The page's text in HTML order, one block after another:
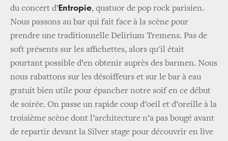
du concert d’Entropie, quatuor de pop rock parisien.
Nous passons au bar qui fait face à la scène pour
prendre une traditionnelle Delirium Tremens. Pas de
soft présents sur les affichettes, alors qu'il était
pourtant possible d’en obtenir auprès des barmen. Nous
nous rabattons sur les désoiffeurs et sur le bar à eau
gratuit bien utile pour épancher notre soif en ce début
de soirée. On passe un rapide coup d’oeil et d’oreille à la
troisième scène dont l’architecture n’a pas bougé avant
de repartir devant la Silver stage pour découvrir en live